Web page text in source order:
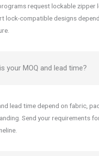
request lockable zipper
lock-compatible designs
your MOQ and lead time?
lead time depend on fabric,
Send your requirements